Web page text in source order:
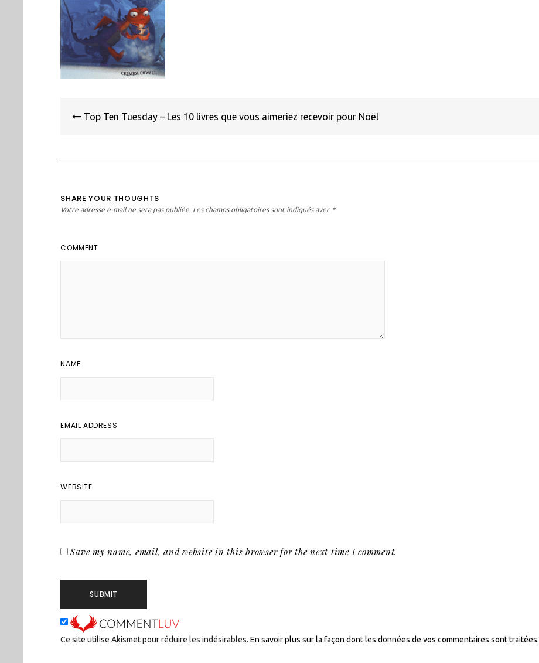
de
Top Ten Tuesday – Les 10 livres que vous aimeriez recevoir pour Noël
SHARE YOUR THOUGHTS
Votre adresse e-mail ne sera pas publiée. Les champs obligatoires sont indiqués avec *
COMMENT
NAME
EMAIL ADDRESS
WEBSITE
Save my name, email, and website in this browser for the next time I comment.
Ce site utilise Akismet pour réduire les indésirables.En savoir plus sur la façon dont les données de vos commentaires sont traitées.